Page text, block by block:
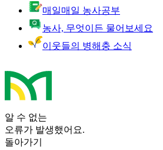
매일매일 농사공부
농사, 무엇이든 물어보세요
이웃들의 병해충 소식
알 수 없는
오류가 발생했어요.
돌아가기